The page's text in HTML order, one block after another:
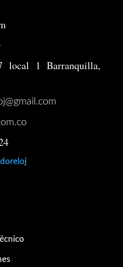
local 1 Barranquilla,